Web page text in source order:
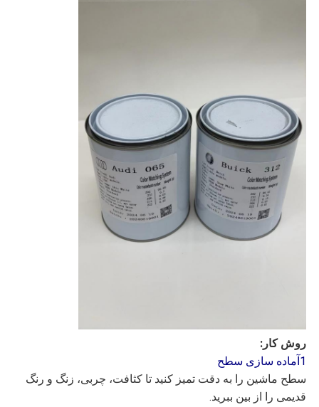
روش کار:
1آماده سازی سطح
سطح ماشین را به دقت تمیز کنید تا کثافت، چربی، زنگ و رنگ
قدیمی را از بین ببرید.